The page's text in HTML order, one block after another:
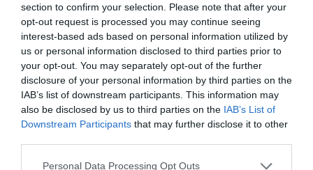
section to confirm your selection. Please note that after your
opt-out request is processed you may continue seeing
interest-based ads based on personal information utilized by
us or personal information disclosed to third parties prior to
your opt-out. You may separately opt-out of the further
disclosure of your personal information by third parties on the
IAB’s list of downstream participants. This information may
also be disclosed by us to third parties on the IAB’s List of
Downstream Participants that may further disclose it to other
Personal Data Processing Opt Outs